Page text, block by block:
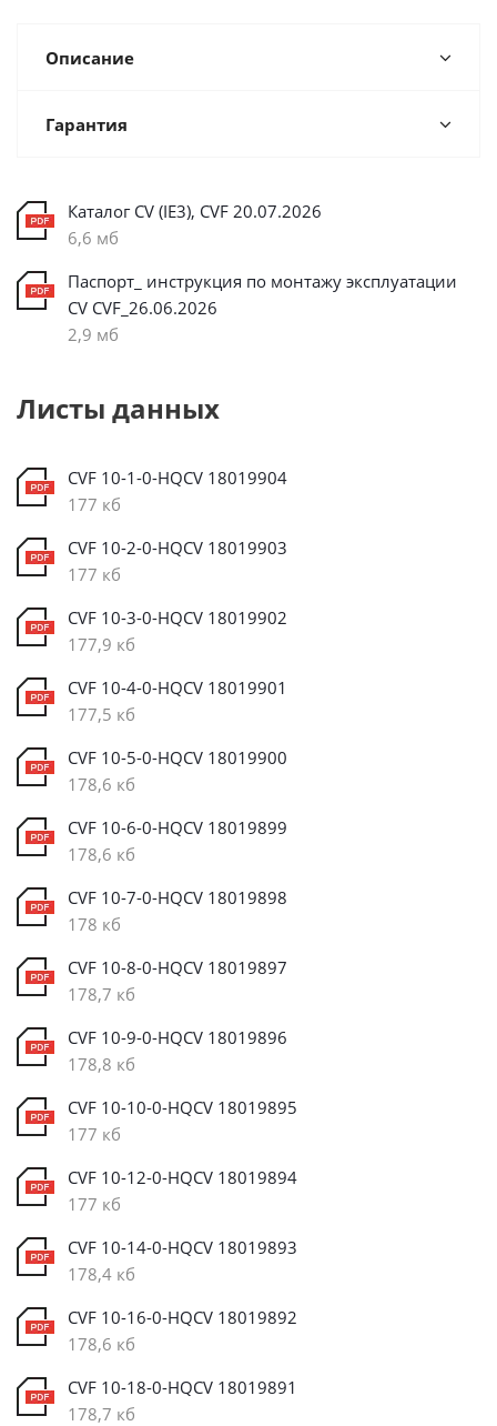
Описание
Гарантия
Каталог CV (IE3), CVF 20.07.2026
6,6 мб
Паспорт_ инструкция по монтажу эксплуатации
CV CVF_26.06.2026
2,9 мб
Листы данных
CVF 10-1-0-HQCV 18019904
177 кб
CVF 10-2-0-HQCV 18019903
177 кб
CVF 10-3-0-HQCV 18019902
177,9 кб
CVF 10-4-0-HQCV 18019901
177,5 кб
CVF 10-5-0-HQCV 18019900
178,6 кб
CVF 10-6-0-HQCV 18019899
178,6 кб
CVF 10-7-0-HQCV 18019898
178 кб
CVF 10-8-0-HQCV 18019897
178,7 кб
CVF 10-9-0-HQCV 18019896
178,8 кб
CVF 10-10-0-HQCV 18019895
177 кб
CVF 10-12-0-HQCV 18019894
177 кб
CVF 10-14-0-HQCV 18019893
178,4 кб
CVF 10-16-0-HQCV 18019892
178,6 кб
CVF 10-18-0-HQCV 18019891
178,7 кб